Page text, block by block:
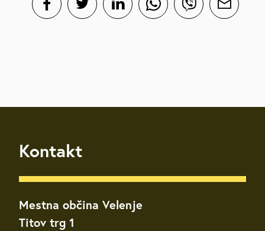
Kontakt
Mestna občina Velenje
Titov trg 1